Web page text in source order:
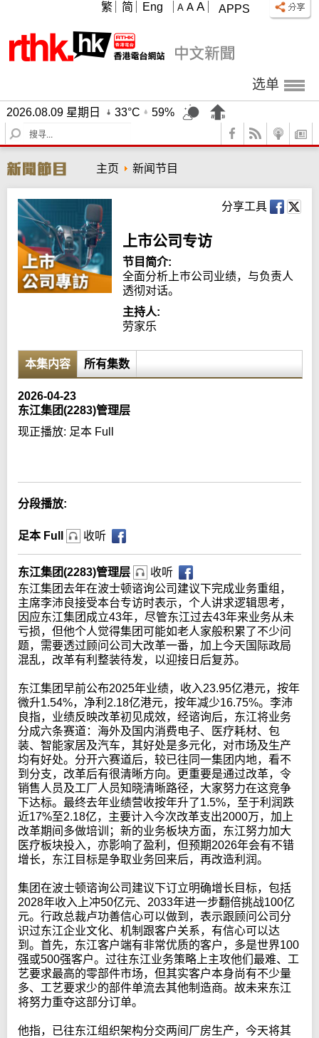
APPS
A A A
繁 简 Eng
选单
2026.08.09 星期日 33°C
59%
S
e
r
c
h
主页 新闻节目
分享工具
上市公司专访
节目简介:
全面分析上巿公司业绩，与负责人
透彻对话。
主持人:
劳家乐
本集内容 所有集数
2026-04-23
东江集团(2283)管理层
现正播放: 足本 Full
分段播放:
足本 Full 收听
东江集团(2283)管理层
收听
东江集团去年在波士顿谘询公司建议下完成业务重组，
主席李沛良接受本台专访时表示，个人讲求逻辑思考，
因应东江集团成立43年，尽管东江过去43年来业务从未
亏损，但他个人觉得集团可能如老人家般积累了不少问
题，需要透过顾问公司大改革一番，加上今天国际政局
混乱，改革有利整装待发，以迎接日后复苏。
东江集团早前公布2025年业绩，收入23.95亿港元，按年
微升1.54%，净利2.18亿港元，按年减少16.75%。李沛
良指，业绩反映改革初见成效，经谘询后，东江将业务
分成六条赛道：海外及国内消费电子、医疗耗材、包
装、智能家居及汽车，其好处是多元化，对市场及生产
均有好处。分开六赛道后，较已往同一集团内地，看不
到分支，改革后有很清晰方向。更重要是通过改革，令
销售人员及工厂人员知晓清晰路径，大家努力在这竞争
下达标。最终去年业绩营收按年升了1.5%，至于利润跌
近17%至2.18亿，主要计入今次改革支出2000万，加上
改革期间多做培训；新的业务板块方面，东江努力加大
医疗板块投入，亦影响了盈利，但预期2026年会有不错
增长，东江目标是争取业务回来后，再改造利润。
集团在波士顿谘询公司建议下订立明确增长目标，包括
2028年收入上冲50亿元、2033年进一步翻倍挑战100亿
元。行政总裁卢功善信心可以做到，表示跟顾问公司分
识过东江企业文化、机制跟客户关系，有信心可以达
到。首先，东江客户端有非常优质的客户，多是世界100
强或500强客户。过往东江业务策略上主攻他们最难、工
艺要求最高的零部件市场，但其实客户本身尚有不少量
多、工艺要求少的部件单流去其他制造商。故未来东江
将努力重夺这部分订单。
他指，已往东江组织架构分交两间厂房生产，今天将其